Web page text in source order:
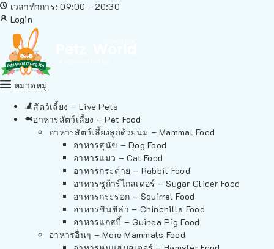
เวลาทำการ: 09:00 - 20:30
Login
หมวดหมู่
สัตว์เลี้ยง – Live Pets
อาหารสัตว์เลี้ยง – Pet Food
อาหารสัตว์เลี้ยงลูกด้วยนม – Mammal Food
อาหารสุนัข – Dog Food
อาหารแมว – Cat Food
อาหารกระต่าย – Rabbit Food
อาหารชูก้าร์ไกลเดอร์ – Sugar Glider Food
อาหารกระรอก – Squirrel Food
อาหารชินชิล่า – Chinchilla Food
อาหารแกสบี้ – Guinea Pig Food
อาหารอื่นๆ – More Mammals Food